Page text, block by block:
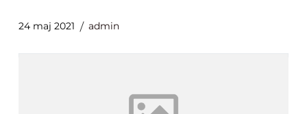
24 maj 2021 admin